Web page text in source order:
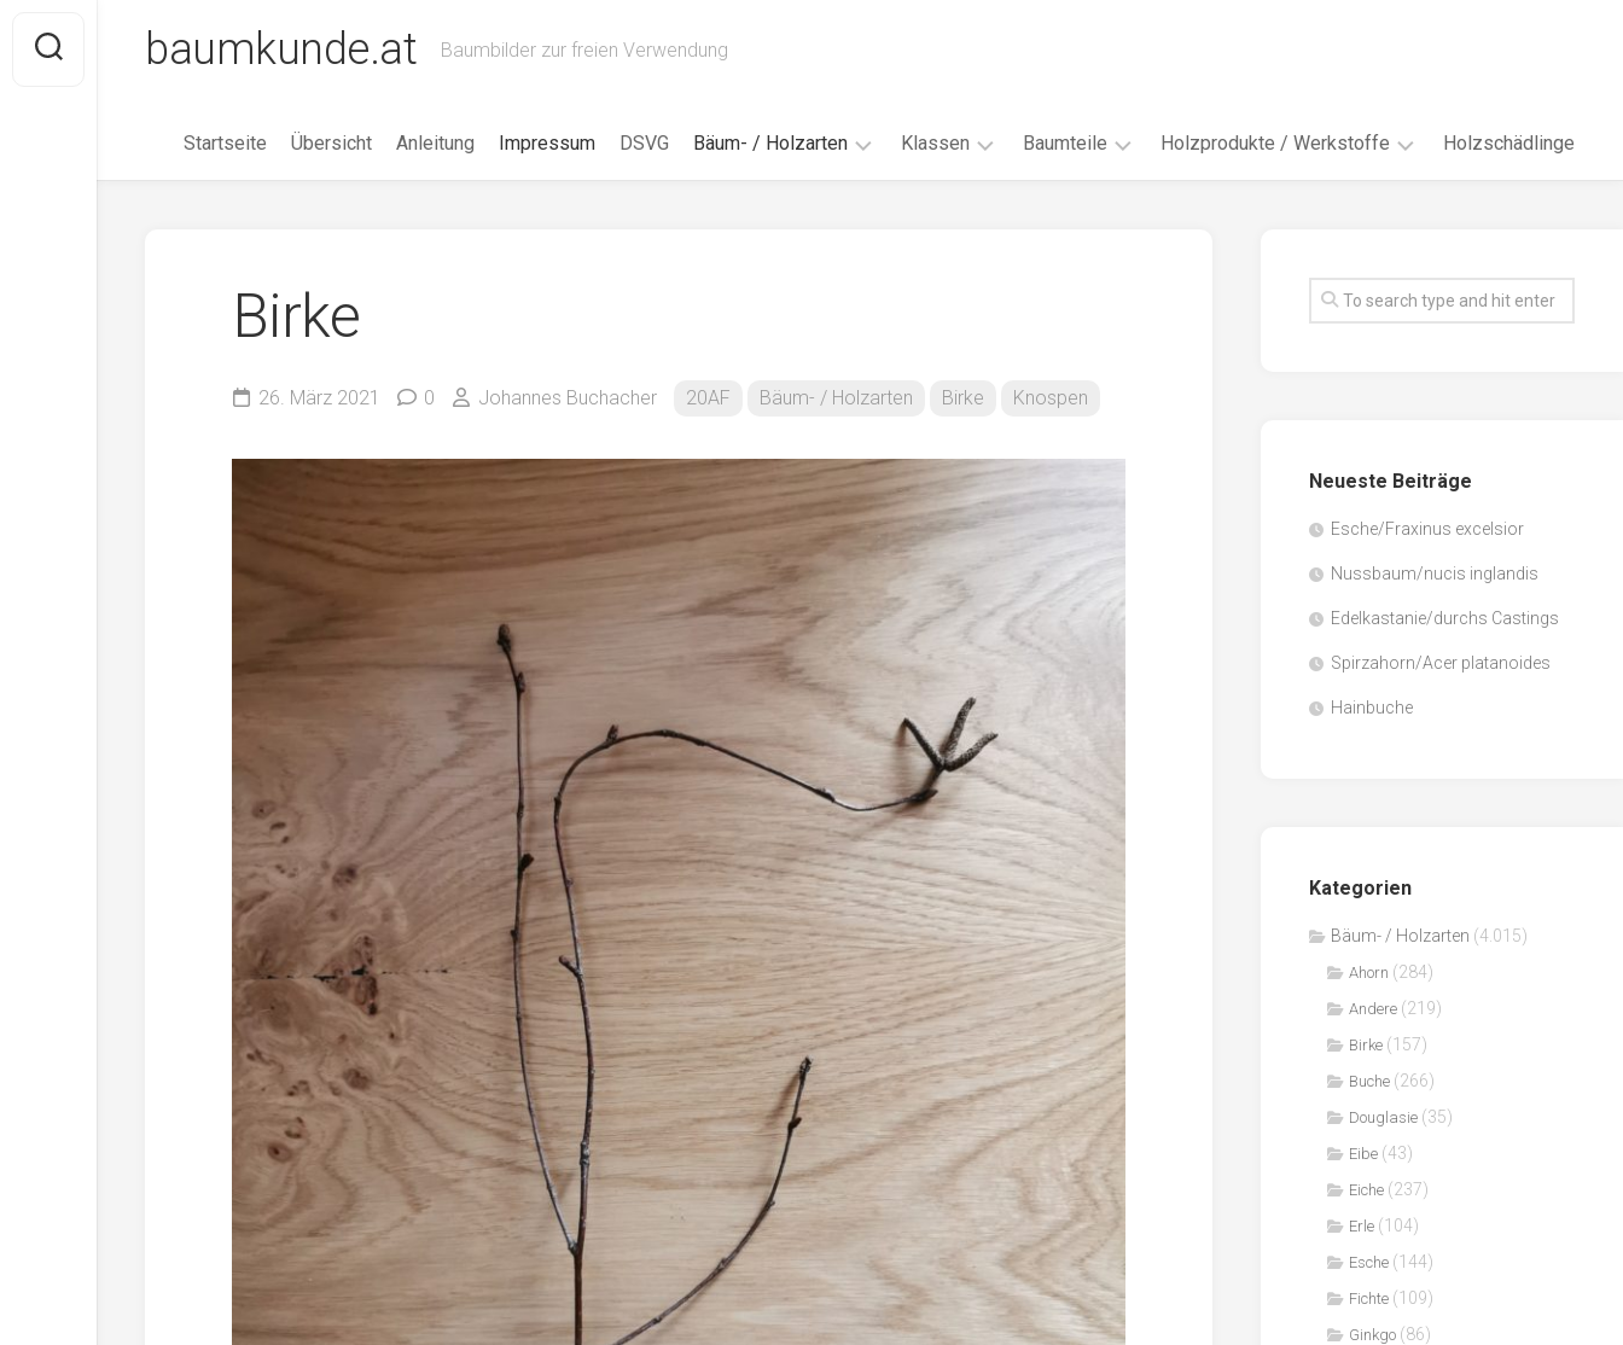
content
baumkunde.at Baumbilder zur freien Verwendung
Startseite Übersicht Anleitung Impressum DSVG Bäum- / Holzarten
Eibe
Esche
Ginkgo
Hasel
Hollunder
Kiefer
Lärche
Linde
Mammutbaum
Nuss
Platane
Tanne
Tulpenbaum
Ulme
Vogelbeere
Klassen
18AH
18BH
19AF
19AH
19BH
20AF
20AH
20BH
Admin
Baumteile
Borke
Holzprodukte / Werkstoffe
Faserwerkstoffe
Sägenebenprodukte
Holzschädlinge
Birke
26. März 2021 0 Johannes Buchacher 20AF Bäum- / Holzarten Birke Knospen
Neueste Beiträge
Esche/Fraxinus excelsior
Nussbaum/nucis inglandis
Edelkastanie/durchs Castings
Spirzahorn/Acer platanoides
Hainbuche
Kategorien
Bäum- / Holzarten (4.015)
Ahorn (284)
Andere (219)
Birke (157)
Buche (266)
Douglasie (35)
Eibe (43)
Eiche (237)
Erle (104)
Esche (144)
Fichte (109)
Ginkgo (86)